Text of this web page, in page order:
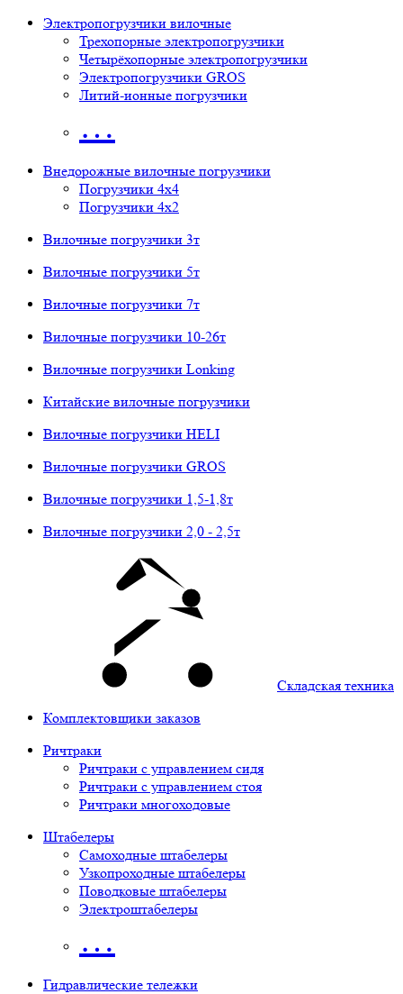
Электропогрузчики вилочные
Трехопорные электропогрузчики
Четырёхопорные электропогрузчики
Электропогрузчики GROS
Литий-ионные погрузчики
…
Внедорожные вилочные погрузчики
Погрузчики 4х4
Погрузчики 4х2
Вилочные погрузчики 3т
Вилочные погрузчики 5т
Вилочные погрузчики 7т
Вилочные погрузчики 10-26т
Вилочные погрузчики Lonking
Китайские вилочные погрузчики
Вилочные погрузчики HELI
Вилочные погрузчики GROS
Вилочные погрузчики 1,5-1,8т
Вилочные погрузчики 2,0 - 2,5т
Складская техника
Комплектовщики заказов
Ричтраки
Ричтраки с управлением сидя
Ричтраки с управлением стоя
Ричтраки многоходовые
Штабелеры
Самоходные штабелеры
Узкопроходные штабелеры
Поводковые штабелеры
Электроштабелеры
…
Гидравлические тележки